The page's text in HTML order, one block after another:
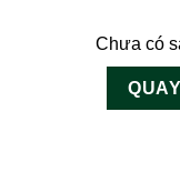
Chưa có